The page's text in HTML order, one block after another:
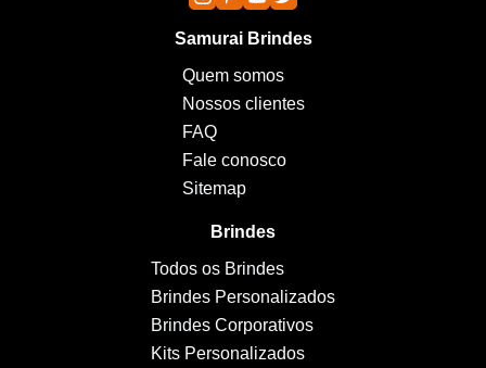
Samurai Brindes
Quem somos
Nossos clientes
FAQ
Fale conosco
Sitemap
Brindes
Todos os Brindes
Brindes Personalizados
Brindes Corporativos
Kits Personalizados